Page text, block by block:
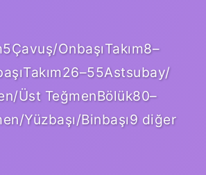
OnbaşıTakım8–
Üst TeğmenBölük80–
Yüzbaşı/Binbaşı9 diğer